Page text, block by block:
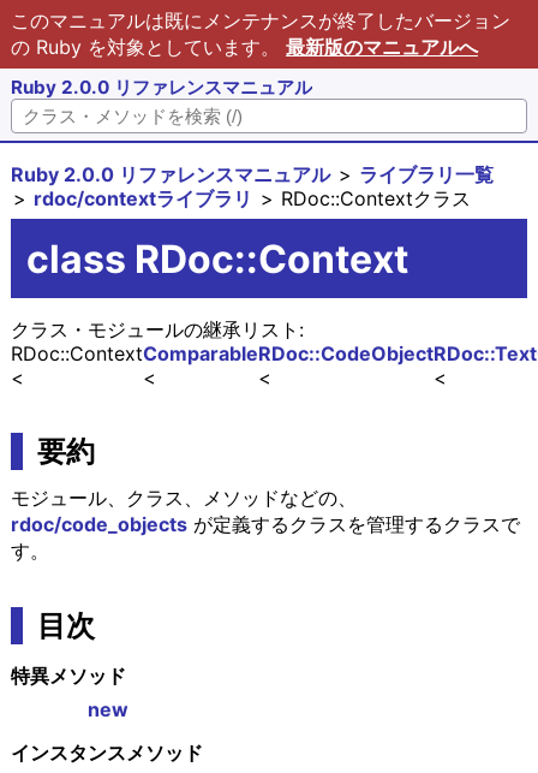
このマニュアルは既にメンテナンスが終了したバージョン
の Ruby を対象としています。 最新版のマニュアルへ
Ruby 2.0.0 リファレンスマニュアル
Ruby 2.0.0 リファレンスマニュアル
ライブラリ一覧
rdoc/contextライブラリ
RDoc::Contextクラス
class RDoc::Context
クラス・モジュールの継承リスト:
RDoc::Text
RDoc::CodeObject
Comparable
RDoc::Context
要約
モジュール、クラス、メソッドなどの、
rdoc/code_objectsが定義するクラスを管理するクラスで
す。
目次
特異メソッド
new
インスタンスメソッド